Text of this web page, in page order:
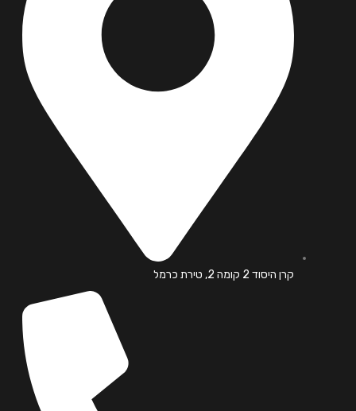
קרן היסוד 2 קומה 2, טירת כרמל